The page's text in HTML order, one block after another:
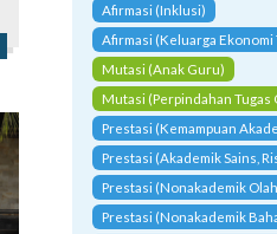
Afirmasi (Inklusi)
Afirmasi (Keluarga Ekonomi
Mutasi (Anak Guru)
Mutasi (Perpindahan Tugas
Prestasi (Kemampuan
Prestasi (Akademik Sains,
Prestasi (Nonakademik
Prestasi (Nonakademik